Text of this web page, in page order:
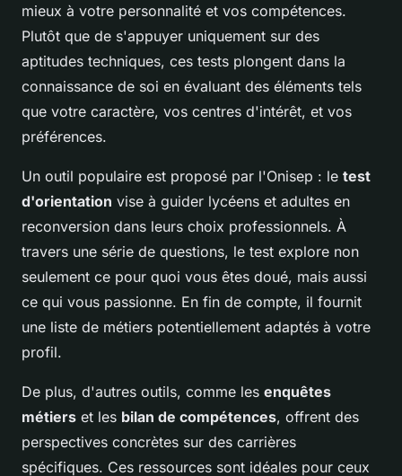
mieux à votre personnalité et vos compétences.
Plutôt que de s'appuyer uniquement sur des
aptitudes techniques, ces tests plongent dans la
connaissance de soi en évaluant des éléments tels
que votre caractère, vos centres d'intérêt, et vos
préférences.
Un outil populaire est proposé par l'Onisep : le test
d'orientation vise à guider lycéens et adultes en
reconversion dans leurs choix professionnels. À
travers une série de questions, le test explore non
seulement ce pour quoi vous êtes doué, mais aussi
ce qui vous passionne. En fin de compte, il fournit
une liste de métiers potentiellement adaptés à votre
profil.
De plus, d'autres outils, comme les enquêtes
métiers et les bilan de compétences, offrent des
perspectives concrètes sur des carrières
spécifiques. Ces ressources sont idéales pour ceux